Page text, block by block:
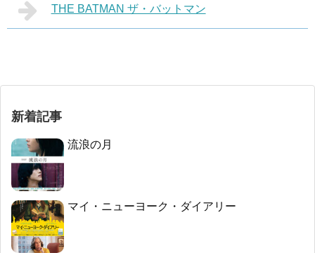
THE BATMAN ザ・バットマン
新着記事
流浪の月
マイ・ニューヨーク・ダイアリー